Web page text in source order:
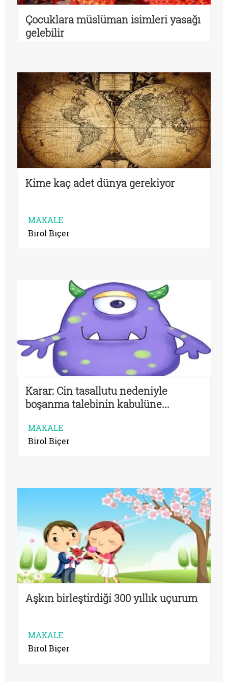
Çocuklara müslüman isimleri yasağı
gelebilir
Kime kaç adet dünya gerekiyor
MAKALE
Birol Biçer
Karar: Cin tasallutu nedeniyle
boşanma talebinin kabulüne...
MAKALE
Birol Biçer
Aşkın birleştirdiği 300 yıllık uçurum
MAKALE
Birol Biçer